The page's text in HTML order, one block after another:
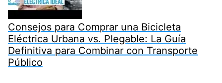
Consejos para Comprar una Bicicleta
Eléctrica Urbana vs. Plegable: La Guía
Definitiva para Combinar con Transporte
Público